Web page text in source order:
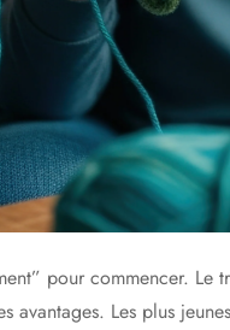
pour commencer.
avantages. Les plus